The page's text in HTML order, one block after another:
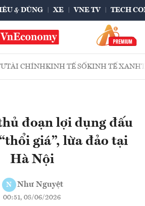
& DÙNG XE VNE TV TECH
TÀI CHÍNHKINH TẾ SỐKINH TẾ XANH
đoạn lợi dụng đấu
giá”, lừa đảo tại
Hà Nội
N Như Nguyệt
00:51, 08/06/2026